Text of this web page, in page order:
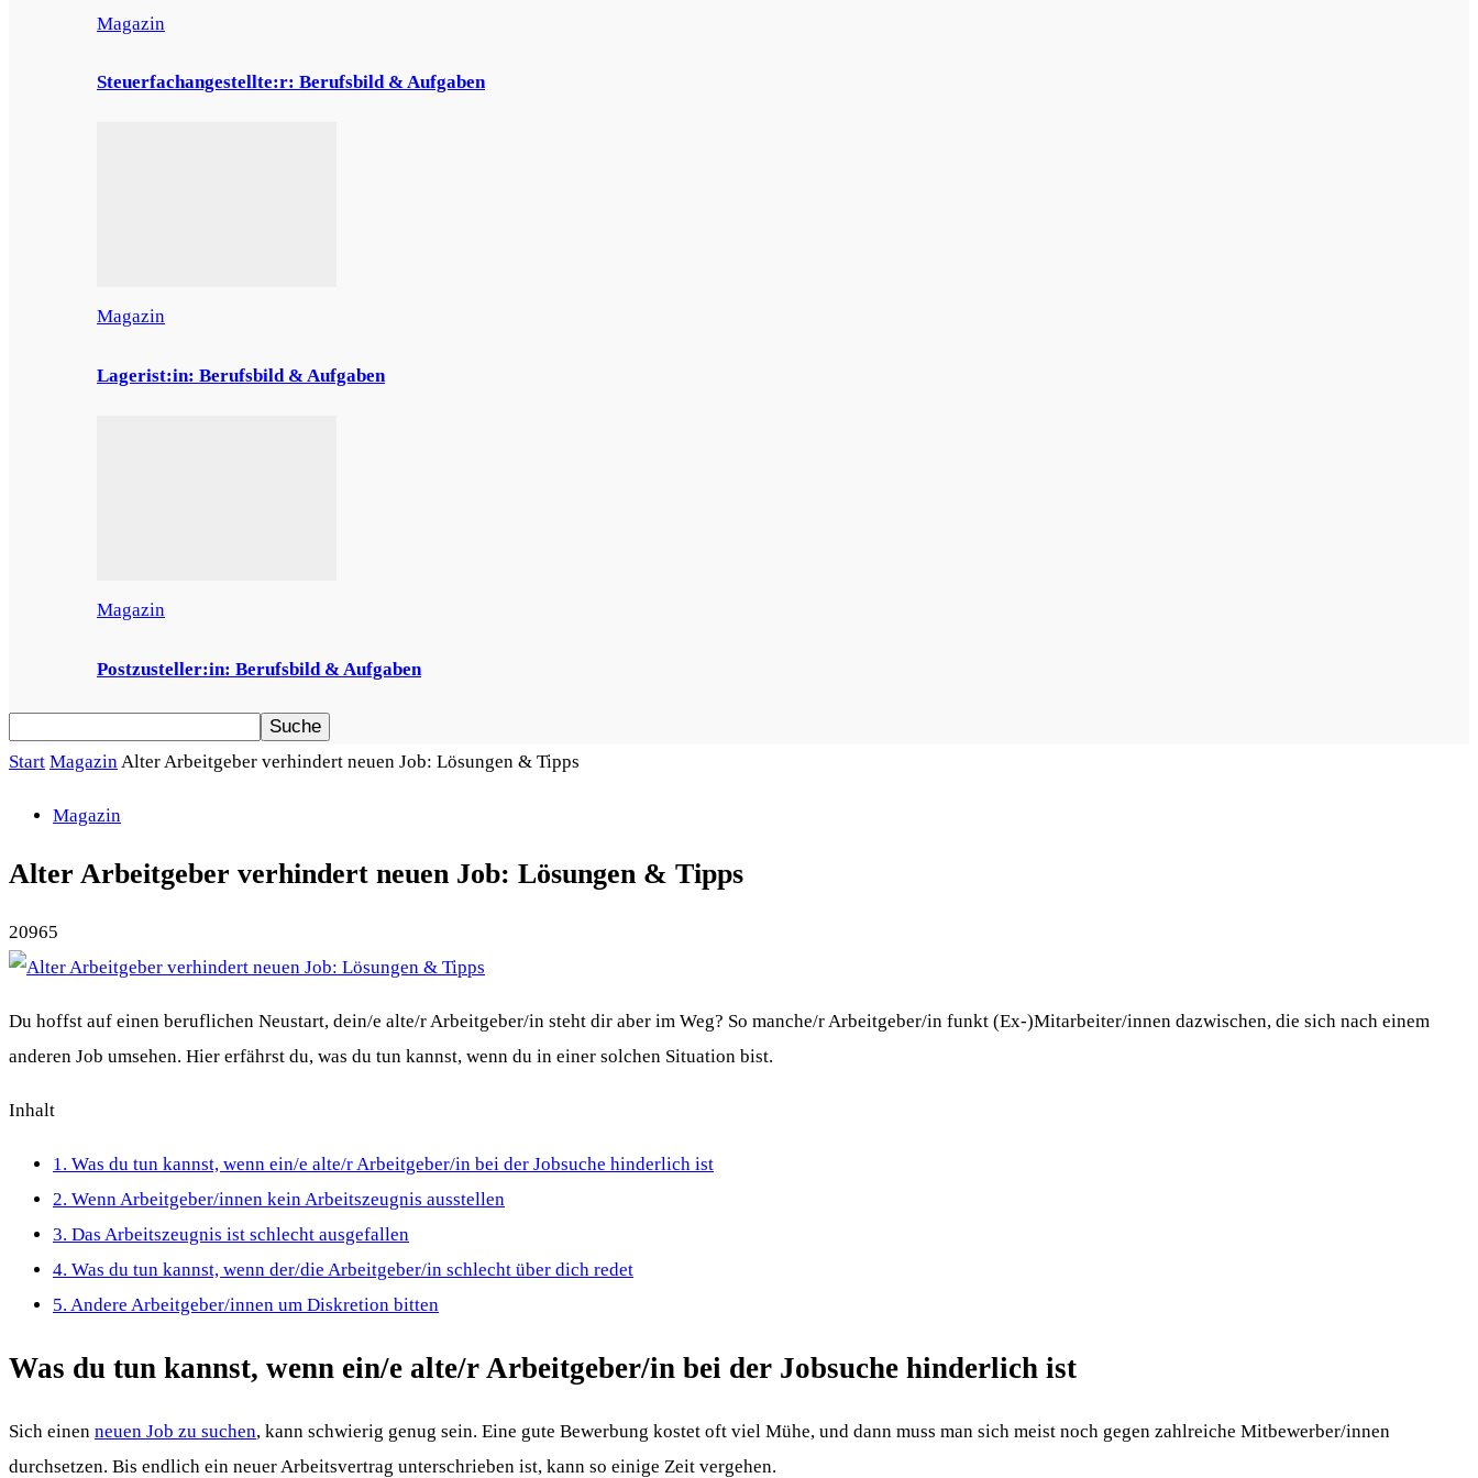
Magazin
Steuerfachangestellte:r: Berufsbild & Aufgaben
Magazin
Lagerist:in: Berufsbild & Aufgaben
Magazin
Postzusteller:in: Berufsbild & Aufgaben
Start Magazin Alter Arbeitgeber verhindert neuen Job: Lösungen & Tipps
Magazin
Alter Arbeitgeber verhindert neuen Job: Lösungen & Tipps
20965
Du hoffst auf einen beruflichen Neustart, dein/e alte/r Arbeitgeber/in steht dir aber im Weg? So manche/r Arbeitgeber/in funkt (Ex-)Mitarbeiter/innen dazwischen, die sich nach einem
anderen Job umsehen. Hier erfährst du, was du tun kannst, wenn du in einer solchen Situation bist.
Inhalt
1. Was du tun kannst, wenn ein/e alte/r Arbeitgeber/in bei der Jobsuche hinderlich ist
2. Wenn Arbeitgeber/innen kein Arbeitszeugnis ausstellen
3. Das Arbeitszeugnis ist schlecht ausgefallen
4. Was du tun kannst, wenn der/die Arbeitgeber/in schlecht über dich redet
5. Andere Arbeitgeber/innen um Diskretion bitten
Was du tun kannst, wenn ein/e alte/r Arbeitgeber/in bei der Jobsuche hinderlich ist
Sich einen neuen Job zu suchen, kann schwierig genug sein. Eine gute Bewerbung kostet oft viel Mühe, und dann muss man sich meist noch gegen zahlreiche Mitbewerber/innen
durchsetzen. Bis endlich ein neuer Arbeitsvertrag unterschrieben ist, kann so einige Zeit vergehen.